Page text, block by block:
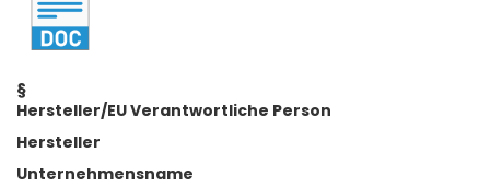
§
Hersteller/EU Verantwortliche Person
Hersteller
Unternehmensname